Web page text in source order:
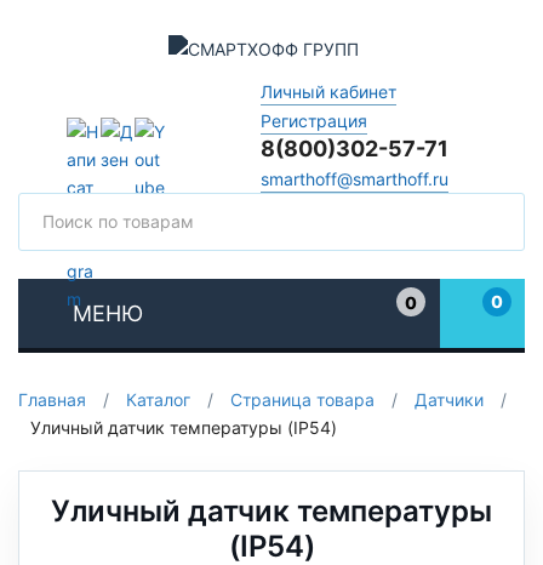
Личный кабинет
Регистрация
8(800)302-57-71
smarthoff@smarthoff.ru
МЕНЮ
0
0
Главная / Каталог / Страница товара / Датчики
/
Уличный датчик температуры (IP54)
Уличный датчик температуры
(IP54)